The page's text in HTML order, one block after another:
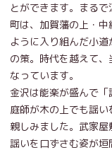
とができます。まる
町は、加賀藩の上・
ように入り組んだ小
の策。時代を越えて
なっています。
金沢は能楽が盛んで「
庭師が木の上でも謡
親しみました。武家
謡いを口ずさむ姿が垣